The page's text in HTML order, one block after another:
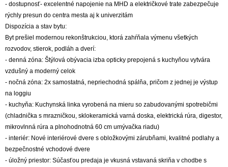
- dostupnosť- excelentné napojenie na MHD a električkové trate zabezpečuje
rýchly presun do centra mesta aj k univerzitám
Dispozícia a stav bytu:
Byt prešiel modernou rekonštrukciou, ktorá zahŕňala výmenu všetkých
rozvodov, stierok, podláh a dverí:
- denná zóna: Štýlová obývacia izba opticky prepojená s kuchyňou vytvára
vzdušný a moderný celok
- nočná zóna: 2x samostatná, nepriechodná spálňa, pričom z jednej je výstup
na loggiu
- kuchyňa: Kuchynská linka vyrobená na mieru so zabudovanými spotrebičmi
(chladnička s mrazničkou, sklokeramická varná doska, elektrická rúra, digestor,
mikrovlnná rúra a plnohodnotná 60 cm umývačka riadu)
- interiér: Nové interiérové dvere s obložkovými zárubňami, kvalitné podlahy a
bezpečnostné vchodové dvere
- úložný priestor: Súčasťou predaja je vkusná vstavaná skriňa v chodbe s